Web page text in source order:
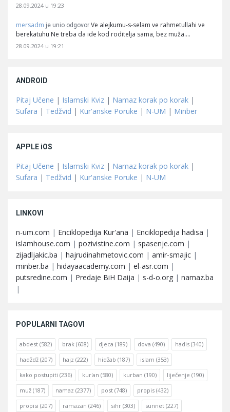
28.09.2024 u 19:23
mersadm je unio odgovor Ve alejkumu-s-selam ve rahmetullahi ve
berekatuhu Ne treba da ide kod roditelja sama, bez muža.…
28.09.2024 u 19:21
ANDROID
Pitaj Učene | Islamski Kviz | Namaz korak po korak |
Sufara | Tedžvid | Kur'anske Poruke | N-UM | Minber
APPLE iOS
Pitaj Učene | Islamski Kviz | Namaz korak po korak |
Sufara | Tedžvid | Kur'anske Poruke | N-UM
LINKOVI
n-um.com | Enciklopedija Kur'ana | Enciklopedija hadisa |
islamhouse.com | pozivistine.com | spasenje.com |
zijadljakic.ba | hajrudinahmetovic.com | amir-smajic |
minber.ba | hidayaacademy.com | el-asr.com |
putsredine.com | Predaje BiH Daija | s-d-o.org | namaz.ba
|
POPULARNI TAGOVI
abdest (582) brak (608) djeca (189) dova (490) hadis (340)
hadždž (207) hajz (222) hidžab (187) islam (353)
kako postupiti (236) kur'an (580) kurban (190) liječenje (190)
muž (187) namaz (2377) post (748) propis (432)
propisi (207) ramazan (246) sihr (303) sunnet (227)